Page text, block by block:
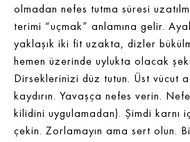
olmadan nefes tutma süresi
terimi “uçmak” anlamına gelir.
yaklaşık iki fit uzakta, dizler
hemen üzerinde uylukta olacak
Dirseklerinizi düz tutun. Üst vücut
kaydırın. Yavaşça nefes verin.
kilidini uygulamadan). Şimdi karnı
çekin. Zorlamayın ama sert olun.